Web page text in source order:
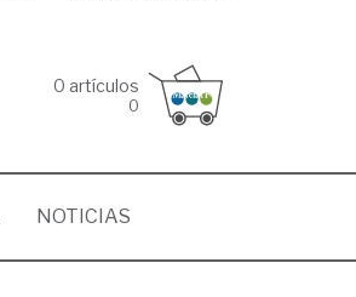
0 artículos
0
NOTICIAS